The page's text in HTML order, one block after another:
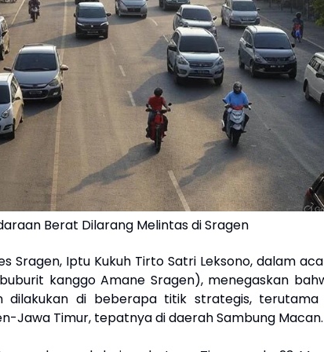
Berat Dilarang Melintas di Sragen
Sragen, Iptu Kukuh Tirto Satri Leksono, dalam
kanggo Amane Sragen), menegaskan
dilakukan di beberapa titik strategis, terutama
Jawa Timur, tepatnya di daerah Sambung Macan.